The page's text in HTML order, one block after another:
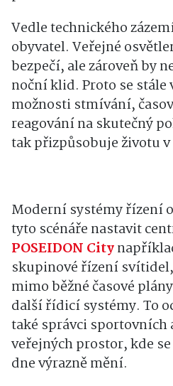
Vedle technického
obyvatel. Veřejné
bezpečí, ale zároveň by
noční klid. Proto se
možnosti stmívání,
reagování na skutečný
tak přizpůsobuje životu
Moderní systémy řízení
tyto scénáře nastavit
POSEIDON City
skupinové řízení
mimo běžné časové
další řídicí systémy. To
také správci sportovních
veřejných prostor, kde
dne výrazně mění.